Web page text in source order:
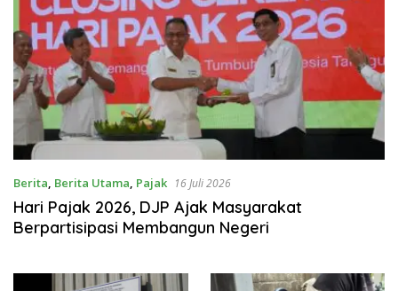
Berita, Berita Utama, Pajak 16 Juli 2026
Hari Pajak 2026, DJP Ajak Masyarakat
Berpartisipasi Membangun Negeri